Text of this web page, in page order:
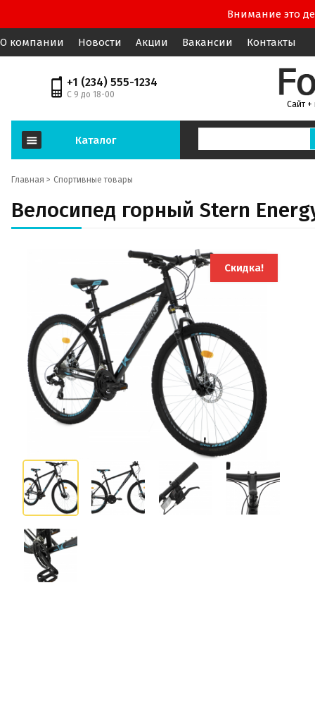
Внимание это
О компании Новости Акции Вакансии Контакты
+1 (234) 555-1234
С 9 до 18-00
Сайт +
Каталог
Главная > Спортивные товары
Велосипед горный Stern
Скидка!